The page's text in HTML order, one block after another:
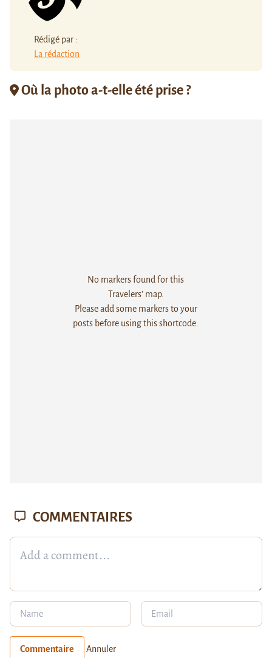
Rédigé par :
La rédaction
Où la photo a-t-elle été prise ?
No markers found for this
Travelers' map.
Please add some markers to your
posts before using this shortcode.
COMMENTAIRES
Commentaire Annuler